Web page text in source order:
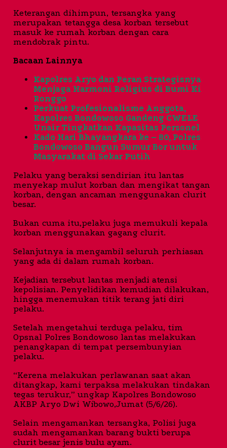
Keterangan dihimpun, tersangka yang
merupakan tetangga desa korban tersebut
masuk ke rumah korban dengan cara
mendobrak pintu.
Bacaan Lainnya
Kapolres Aryo dan Peran Strategisnya
Menjaga Harmoni Religius di Bumi Ki
Ronggo
Perkuat Profesionalisme Anggota,
Kapolres Bondowoso Gandeng CWELE
Unair Tingkatkan Kapasitas Personel
Kado Hari Bhayangkara ke – 80, Polres
Bondowoso Bangun Sumur Bor untuk
Masyarakat di Sekar Putih
Pelaku yang beraksi sendirian itu lantas
menyekap mulut korban dan mengikat tangan
korban, dengan ancaman menggunakan clurit
besar.
Bukan cuma itu,pelaku juga memukuli kepala
korban menggunakan gagang clurit.
Selanjutnya ia mengambil seluruh perhiasan
yang ada di dalam rumah korban.
Kejadian tersebut lantas menjadi atensi
kepolisian. Penyelidikan kemudian dilakukan,
hingga menemukan titik terang jati diri
pelaku.
Setelah mengetahui terduga pelaku, tim
Opsnal Polres Bondowoso lantas melakukan
penangkapan di tempat persembunyian
pelaku.
“Kerena melakukan perlawanan saat akan
ditangkap, kami terpaksa melakukan tindakan
tegas terukur,” ungkap Kapolres Bondowoso
AKBP Aryo Dwi Wibowo,Jumat (5/6/26).
Selain mengamankan tersangka, Polisi juga
sudah mengamankan barang bukti berupa
clurit besar jenis bulu ayam.